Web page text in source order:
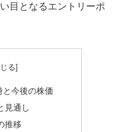
目となるエントリーポ
と今後の株価
見通し
推移